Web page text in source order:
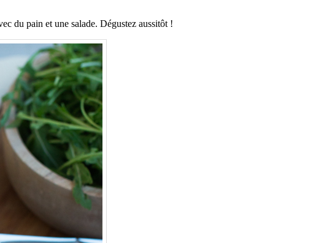
du pain et une salade. Dégustez aussitôt !